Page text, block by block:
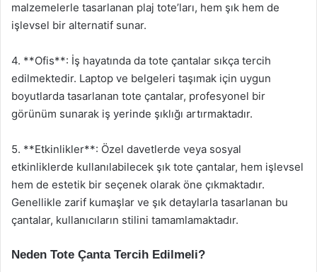
malzemelerle tasarlanan plaj tote’ları, hem şık hem de
işlevsel bir alternatif sunar.
4. **Ofis**: İş hayatında da tote çantalar sıkça tercih
edilmektedir. Laptop ve belgeleri taşımak için uygun
boyutlarda tasarlanan tote çantalar, profesyonel bir
görünüm sunarak iş yerinde şıklığı artırmaktadır.
5. **Etkinlikler**: Özel davetlerde veya sosyal
etkinliklerde kullanılabilecek şık tote çantalar, hem işlevsel
hem de estetik bir seçenek olarak öne çıkmaktadır.
Genellikle zarif kumaşlar ve şık detaylarla tasarlanan bu
çantalar, kullanıcıların stilini tamamlamaktadır.
Neden Tote Çanta Tercih Edilmeli?